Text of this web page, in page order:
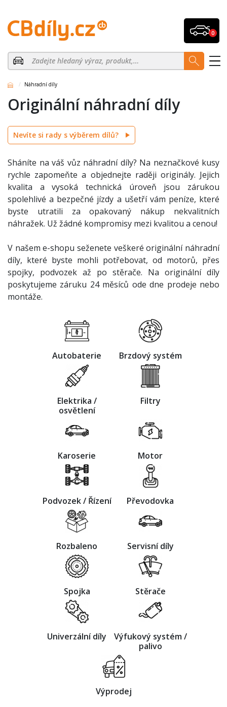
0
Náhradní díly
Originální náhradní díly
Nevíte si rady s výběrem dílů?
Sháníte na váš vůz náhradní díly? Na neznačkové kusy
rychle zapomeňte a objednejte raději originály. Jejich
kvalita a vysoká technická úroveň jsou zárukou
spolehlivé a bezpečné jízdy a ušetří vám peníze, které
byste utratili za opakovaný nákup nekvalitních
náhražek. Už žádné kompromisy mezi kvalitou a cenou!
V našem e-shopu seženete veškeré originální náhradní
díly, které byste mohli potřebovat, od motorů, přes
spojky, podvozek až po stěrače. Na originální díly
poskytujeme záruku 24 měsíců ode dne prodeje nebo
montáže.
Autobaterie Brzdový systém
Elektrika /
osvětlení
Filtry
Karoserie Motor
Podvozek / Řízení Převodovka
Rozbaleno Servisní díly
Spojka Stěrače
Univerzální díly
Výfukový systém /
palivo
Výprodej